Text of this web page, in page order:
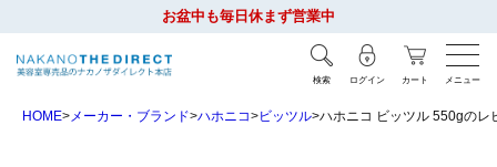
お盆中も毎日休まず営業中
検索 ログイン カート メニュー
HOME メーカー・ブランド ハホニコ ビッツル ハホニコ ビッツル 550gのレ